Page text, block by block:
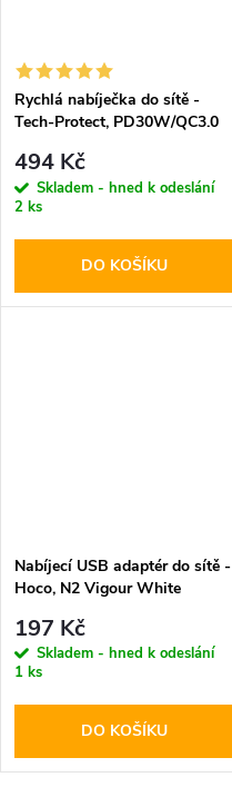
Rychlá nabíječka do sítě -
Tech-Protect, PD30W/QC3.0
494 Kč
Skladem - hned k odeslání
2 ks
DO KOŠÍKU
Nabíjecí USB adaptér do sítě -
Hoco, N2 Vigour White
197 Kč
Skladem - hned k odeslání
1 ks
DO KOŠÍKU